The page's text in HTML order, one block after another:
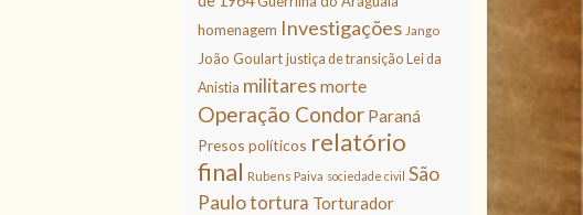
homenagem Investigações Jango
João Goulart justiça de transição Lei da
Anistia militares morte
Operação Condor Paraná
Presos políticos relatório
final Rubens Paiva sociedade civil São
Paulotortura Torturador